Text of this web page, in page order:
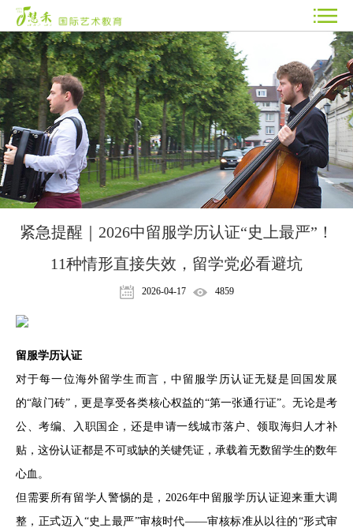
紧急提醒｜2026中留服学历认证“史上最严”！
11种情形直接失效，留学党必看避坑
2026-04-17 4859
留服学历认证
对于每一位海外留学生而言，中留服学历认证无疑是回国发展
的“敲门砖”，更是享受各类核心权益的“第一张通行证”。无论是考
公、考编、入职国企，还是申请一线城市落户、领取海归人才补
贴，这份认证都是不可或缺的关键凭证，承载着无数留学生的数年
心血。
但需要所有留学人警惕的是，2026年中留服学历认证迎来重大调
整，正式迈入“史上最严”审核时代——审核标准从以往的“形式审